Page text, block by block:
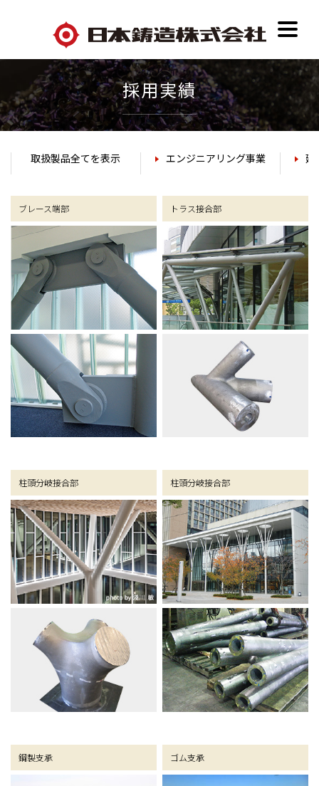
採用実績
取扱製品全てを表示 エンジニアリング事業 建
ブレース端部 トラス接合部
柱頭分岐接合部 柱頭分岐接合部
鋼製支承 ゴム支承